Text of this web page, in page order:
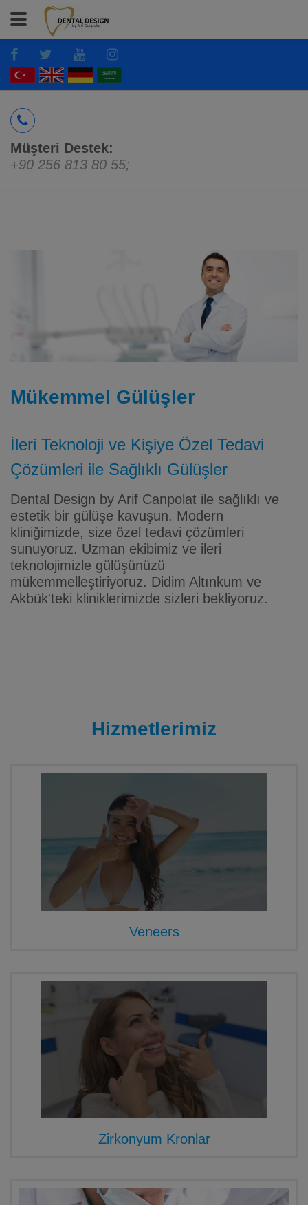
Müşteri Destek:
+90 256 813 80 55;
Mükemmel Gülüşler
İleri Teknoloji ve Kişiye Özel Tedavi
Çözümleri ile Sağlıklı Gülüşler
Dental Design by Arif Canpolat ile sağlıklı ve
estetik bir gülüşe kavuşun. Modern
kliniğimizde, size özel tedavi çözümleri
sunuyoruz. Uzman ekibimiz ve ileri
teknolojimizle gülüşünüzü
mükemmelleştiriyoruz. Didim Altınkum ve
Akbük'teki kliniklerimizde sizleri bekliyoruz.
Hizmetlerimiz
Veneers
Zirkonyum Kronlar